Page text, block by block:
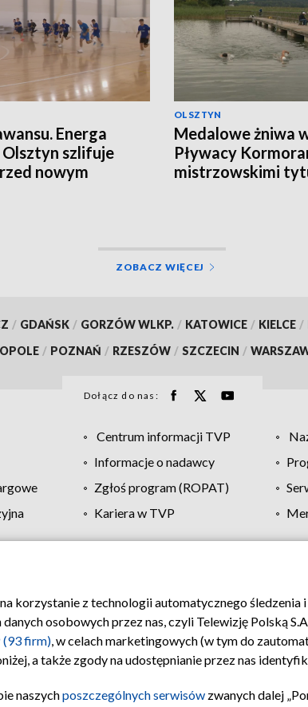
Energa
szlifuje
nowym
OLSZTYN
Medalowe żniwa
Pływacy
mistrzowskimi
ZOBACZ WIĘCEJ
/ GDAŃSK / GORZÓW WLKP. / KATOWICE / KIELCE /
OPOLE / POZNAŃ / RZESZÓW / SZCZECIN /
Dołącz do nas:
Centrum informacji TVP
Informacje o nadawcy
Zgłoś program (ROPAT)
Kariera w TVP
prywatności Moje zgody Pomoc
korzystanie z technologii automatycznego
osobowych przez nas, czyli Telewizję Polską
(93 firm), w celach marketingowych (w tym do
a także zgody na udostępnianie przez nas
naszychposzczególnych serwisów zwanych dalej